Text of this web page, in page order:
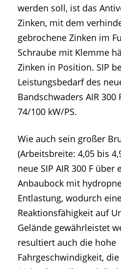
werden soll, ist das
Zinken, mit dem
gebrochene Zinken im
Schraube mit Klemme
Zinken in Position. SIP
Leistungsbedarf des
Bandschwaders AIR
74/100 kW/PS.
Wie auch sein großer
(Arbeitsbreite: 4,05 bis
neue SIP AIR 300 F
Anbaubock mit
Entlastung, wodurch
Reaktionsfähigkeit auf
Gelände gewährleistet
resultiert auch die hohe
Fahrgeschwindigkeit,